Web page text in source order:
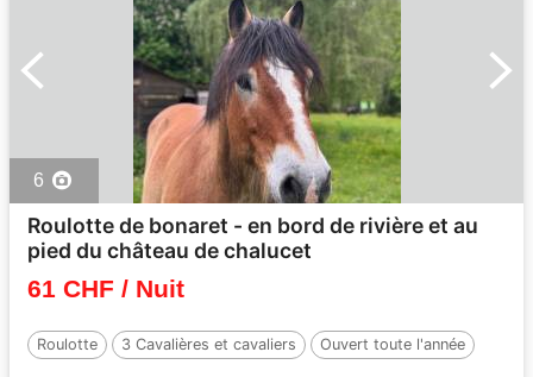
6
Roulotte de bonaret - en bord de rivière et au
pied du château de chalucet
61 CHF / Nuit
Roulotte 3 Cavalières et cavaliers Ouvert toute l'année